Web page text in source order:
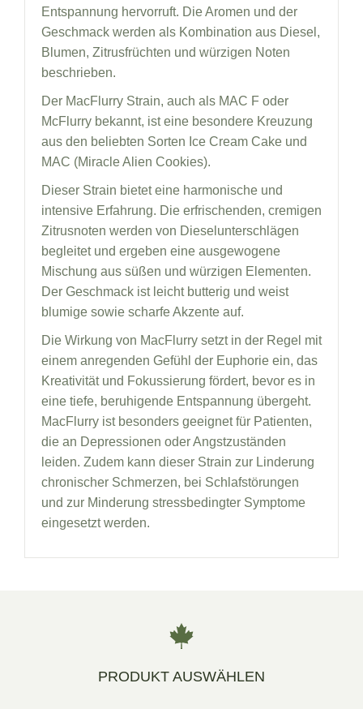
Entspannung hervorruft. Die Aromen und der
Geschmack werden als Kombination aus Diesel,
Blumen, Zitrusfrüchten und würzigen Noten
beschrieben.
Der MacFlurry Strain, auch als MAC F oder
McFlurry bekannt, ist eine besondere Kreuzung
aus den beliebten Sorten Ice Cream Cake und
MAC (Miracle Alien Cookies).
Dieser Strain bietet eine harmonische und
intensive Erfahrung. Die erfrischenden, cremigen
Zitrusnoten werden von Dieselunterschlägen
begleitet und ergeben eine ausgewogene
Mischung aus süßen und würzigen Elementen.
Der Geschmack ist leicht butterig und weist
blumige sowie scharfe Akzente auf.
Die Wirkung von MacFlurry setzt in der Regel mit
einem anregenden Gefühl der Euphorie ein, das
Kreativität und Fokussierung fördert, bevor es in
eine tiefe, beruhigende Entspannung übergeht.
MacFlurry ist besonders geeignet für Patienten,
die an Depressionen oder Angstzuständen
leiden. Zudem kann dieser Strain zur Linderung
chronischer Schmerzen, bei Schlafstörungen
und zur Minderung stressbedingter Symptome
eingesetzt werden.
PRODUKT AUSWÄHLEN